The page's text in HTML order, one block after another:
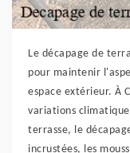
Le décapage de
pour maintenir
espace extérieur. À
variations
terrasse, le
incrustées, les